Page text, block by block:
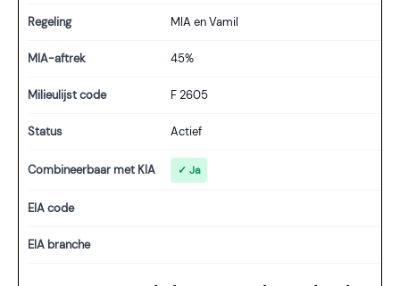
Regeling MIA en Vamil
MIA-aftrek 45%
Milieulijst code F 2605
Status Actief
Combineerbaar met KIA ✓ Ja
EIA code
EIA branche